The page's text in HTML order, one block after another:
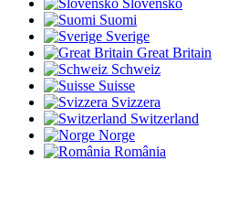
Slovensko
Suomi
Sverige
Great Britain
Schweiz
Suisse
Svizzera
Switzerland
Norge
România